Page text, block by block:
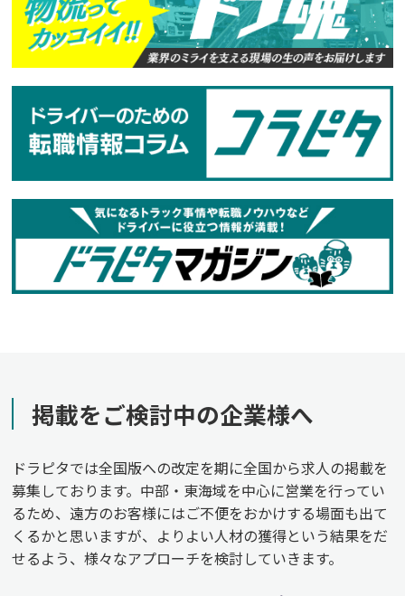
掲載をご検討中の企業様へ
ドラピタでは全国版への改定を期に全国から求人の掲載を
募集しております。中部・東海域を中心に営業を行ってい
るため、遠方のお客様にはご不便をおかけする場面も出て
くるかと思いますが、よりよい人材の獲得という結果をだ
せるよう、様々なアプローチを検討していきます。